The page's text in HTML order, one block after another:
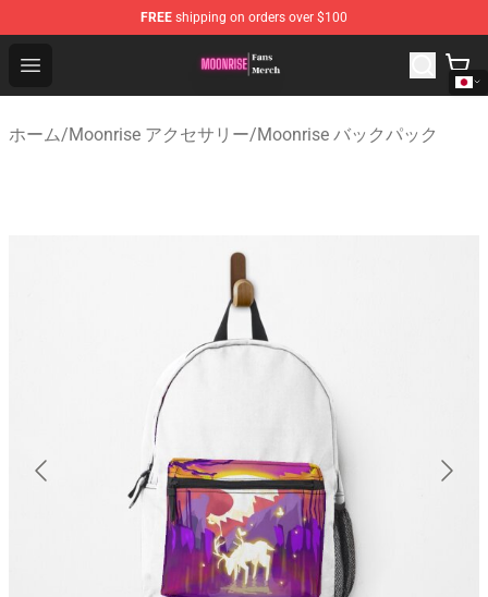
FREE shipping on orders over $100
Open menu
Moonrise Store - Official Moonrise Merchandise Shop
ホーム/Moonrise アクセサリー/Moonrise バックパック